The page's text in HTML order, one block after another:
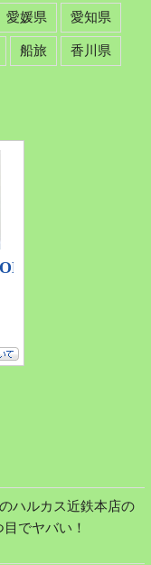
愛媛県 愛知県
船旅 香川県
ハルカス近鉄本店の
でヤバい！